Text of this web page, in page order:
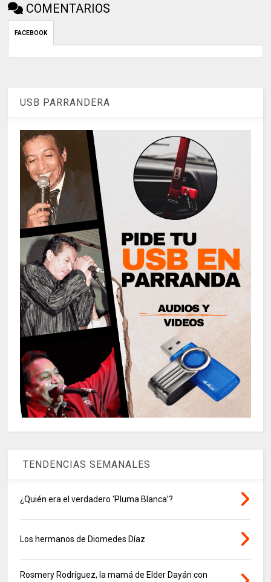
COMENTARIOS
FACEBOOK
USB PARRANDERA
TENDENCIAS SEMANALES
¿Quién era el verdadero ‘Pluma Blanca’?
Los hermanos de Diomedes Díaz
Rosmery Rodríguez, la mamá de Elder Dayán con